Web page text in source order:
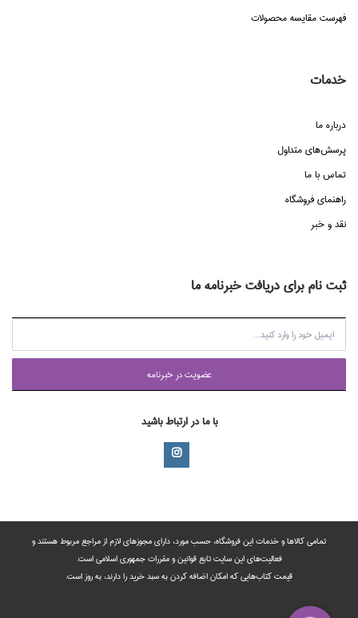
فهرست مقایسه محصولات
خدمات
درباره ما
پرسش‌هاي متداول
تماس با ما
راهنماي فروشگاه
نقد و خبر
ثبت نام برای دریافت خبرنامه ما
عضويت در خبرنامه
با ما در ارتباط باشید
تمامی‌ کالاها و خدمات این فروشگاه، حسب مورد،‌ دارای مجوزهای لازم از مراجع مربوط هستند ‌و‌‌
فعالیت‌های این سایت تابع قوانین و مقررات جمهوری اسلامی است.
قیمت کتاب‌هایی که امکان اضافه کردن به سبد خرید را دارند،‌ به روز است.